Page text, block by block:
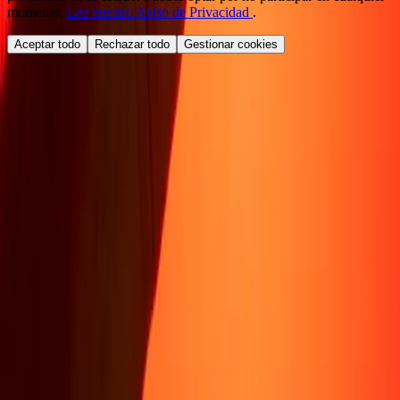
momento. Lee nuestro Aviso de Privacidad .
Aceptar todo Rechazar todo Gestionar cookies